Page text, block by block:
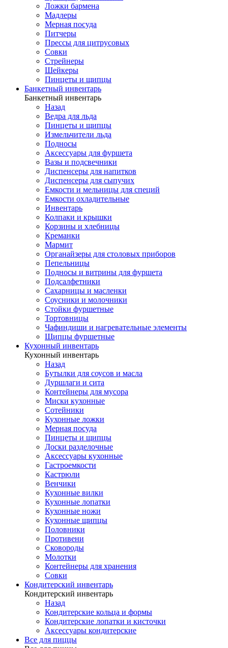
Ложки бармена
Мадлеры
Мерная посуда
Питчеры
Прессы для цитрусовых
Совки
Стрейнеры
Шейкеры
Пинцеты и щипцы
Банкетный инвентарь
Банкетный инвентарь
Назад
Ведра для льда
Пинцеты и щипцы
Измельчители льда
Подносы
Аксессуары для фуршета
Вазы и подсвечники
Диспенсеры для напитков
Диспенсеры для сыпучих
Емкости и мельницы для специй
Емкости охладительные
Инвентарь
Колпаки и крышки
Корзины и хлебницы
Креманки
Мармит
Органайзеры для столовых приборов
Пепельницы
Подносы и витрины для фуршета
Подсалфетники
Сахарницы и масленки
Соусники и молочники
Стойки фуршетные
Тортовницы
Чафиндиши и нагревательные элементы
Щипцы фуршетные
Кухонный инвентарь
Кухонный инвентарь
Назад
Бутылки для соусов и масла
Дуршлаги и сита
Контейнеры для мусора
Миски кухонные
Сотейники
Кухонные ложки
Мерная посуда
Пинцеты и щипцы
Доски разделочные
Аксессуары кухонные
Гастроемкости
Кастрюли
Венчики
Кухонные вилки
Кухонные лопатки
Кухонные ножи
Кухонные щипцы
Половники
Противени
Сковороды
Молотки
Контейнеры для хранения
Совки
Кондитерский инвентарь
Кондитерский инвентарь
Назад
Кондитерские кольца и формы
Кондитерские лопатки и кисточки
Аксессуары кондитерские
Все для пиццы